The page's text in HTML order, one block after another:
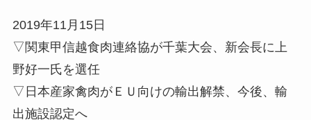
2019年11月15日
▽関東甲信越食肉連絡協が千葉大会、新会長に上
野好一氏を選任
▽日本産家禽肉がＥＵ向けの輸出解禁、今後、輸
出施設認定へ